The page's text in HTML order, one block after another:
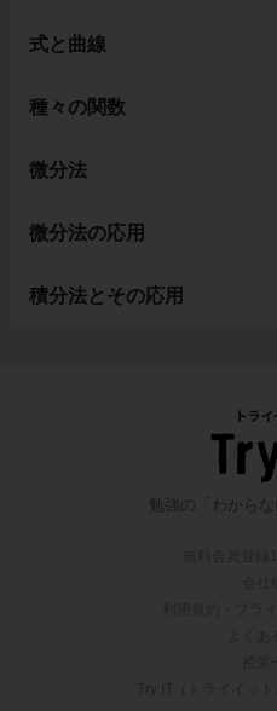
式と曲線
種々の関数
微分法
微分法の応用
積分法とその応用
勉強の「わから